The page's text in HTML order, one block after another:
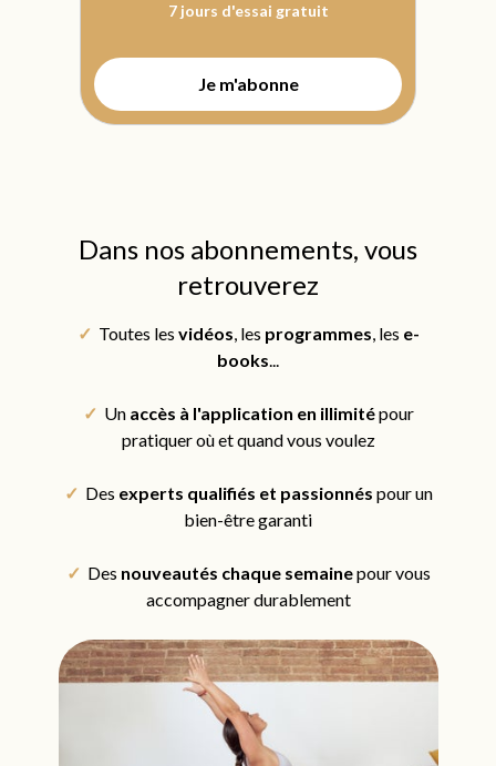
7 jours d'essai gratuit
Je m'abonne
Dans nos abonnements, vous
retrouverez
✓ Toutes les vidéos, les programmes, les e-
books...
✓ Unaccès à l'application en illimitépour
pratiquer où et quand vous voulez
✓ Des experts qualifiés et passionnés pour un
bien-être garanti
✓ Des nouveautés chaque semainepour vous
accompagner durablement